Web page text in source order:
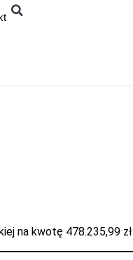
na kwotę 478.235,99 zł